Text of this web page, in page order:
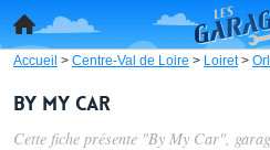
Accueil > Centre-Val de Loire > Loiret>
By My Car
Cette fiche présente "By My Car",